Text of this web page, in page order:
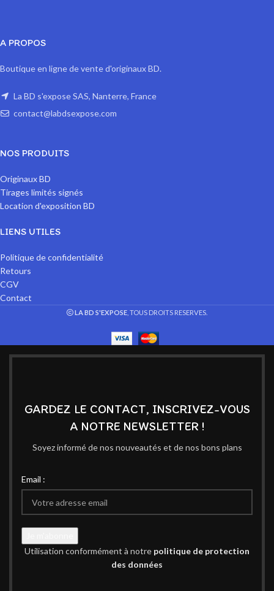
A PROPOS
Boutique en ligne de vente d'originaux BD.
La BD s'expose SAS, Nanterre, France
contact@labdsexpose.com
NOS PRODUITS
Originaux BD
Tirages limités signés
Location d'exposition BD
LIENS UTILES
Politique de confidentialité
Retours
CGV
Contact
LA BD S'EXPOSE , TOUS DROITS RESERVES.
GARDEZ LE CONTACT, INSCRIVEZ-VOUS
A NOTRE NEWSLETTER !
Soyez informé de nos nouveautés et de nos bons plans
Email :
Utilisation conformément à notre politique de protection
des données